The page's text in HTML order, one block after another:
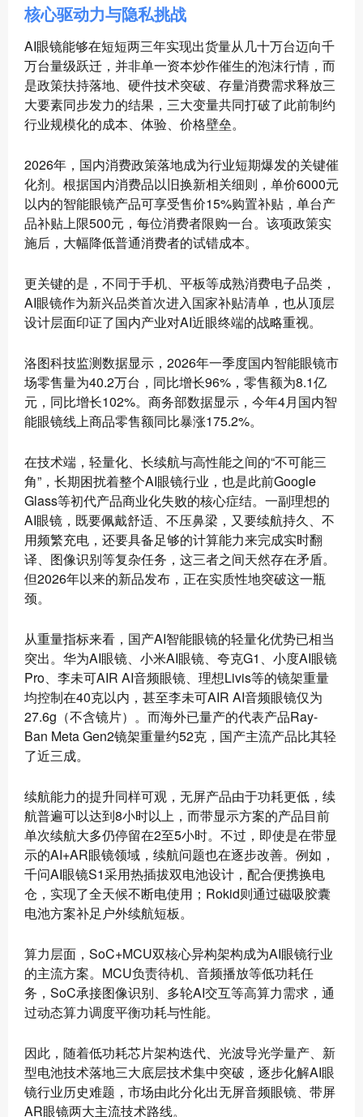
核心驱动力与隐私挑战
AI眼镜能够在短短两三年实现出货量从几十万台迈向千
万台量级跃迁，并非单一资本炒作催生的泡沫行情，而
是政策扶持落地、硬件技术突破、存量消费需求释放三
大要素同步发力的结果，三大变量共同打破了此前制约
行业规模化的成本、体验、价格壁垒。
2026年，国内消费政策落地成为行业短期爆发的关键催
化剂。根据国内消费品以旧换新相关细则，单价6000元
以内的智能眼镜产品可享受售价15%购置补贴，单台产
品补贴上限500元，每位消费者限购一台。该项政策实
施后，大幅降低普通消费者的试错成本。
更关键的是，不同于手机、平板等成熟消费电子品类，
AI眼镜作为新兴品类首次进入国家补贴清单，也从顶层
设计层面印证了国内产业对AI近眼终端的战略重视。
洛图科技监测数据显示，2026年一季度国内智能眼镜市
场零售量为40.2万台，同比增长96%，零售额为8.1亿
元，同比增长102%。商务部数据显示，今年4月国内智
能眼镜线上商品零售额同比暴涨175.2%。
在技术端，轻量化、长续航与高性能之间的“不可能三
角”，长期困扰着整个AI眼镜行业，也是此前Google
Glass等初代产品商业化失败的核心症结。一副理想的
AI眼镜，既要佩戴舒适、不压鼻梁，又要续航持久、不
用频繁充电，还要具备足够的计算能力来完成实时翻
译、图像识别等复杂任务，这三者之间天然存在矛盾。
但2026年以来的新品发布，正在实质性地突破这一瓶
颈。
从重量指标来看，国产AI智能眼镜的轻量化优势已相当
突出。华为AI眼镜、小米AI眼镜、夸克G1、小度AI眼镜
Pro、李未可AIR AI音频眼镜、理想Livis等的镜架重量
均控制在40克以内，甚至李未可AIR AI音频眼镜仅为
27.6g（不含镜片）。而海外已量产的代表产品Ray-
Ban Meta Gen2镜架重量约52克，国产主流产品比其轻
了近三成。
续航能力的提升同样可观，无屏产品由于功耗更低，续
航普遍可以达到8小时以上，而带显示方案的产品目前
单次续航大多仍停留在2至5小时。不过，即使是在带显
示的AI+AR眼镜领域，续航问题也在逐步改善。例如，
千问AI眼镜S1采用热插拔双电池设计，配合便携换电
仓，实现了全天候不断电使用；Rokid则通过磁吸胶囊
电池方案补足户外续航短板。
算力层面，SoC+MCU双核心异构架构成为AI眼镜行业
的主流方案。MCU负责待机、音频播放等低功耗任
务，SoC承接图像识别、多轮AI交互等高算力需求，通
过动态算力调度平衡功耗与性能。
因此，随着低功耗芯片架构迭代、光波导光学量产、新
型电池技术落地三大底层技术集中突破，逐步化解AI眼
镜行业历史难题，市场由此分化出无屏音频眼镜、带屏
AR眼镜两大主流技术路线。